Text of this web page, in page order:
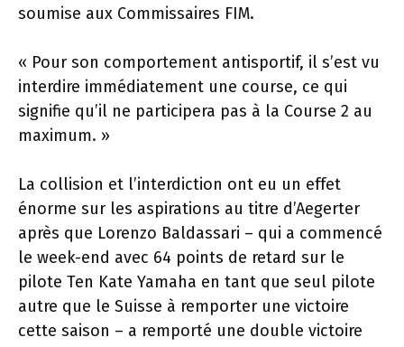
soumise aux Commissaires FIM.
« Pour son comportement antisportif, il s’est vu
interdire immédiatement une course, ce qui
signifie qu’il ne participera pas à la Course 2 au
maximum. »
La collision et l’interdiction ont eu un effet
énorme sur les aspirations au titre d’Aegerter
après que Lorenzo Baldassari – qui a commencé
le week-end avec 64 points de retard sur le
pilote Ten Kate Yamaha en tant que seul pilote
autre que le Suisse à remporter une victoire
cette saison – a remporté une double victoire